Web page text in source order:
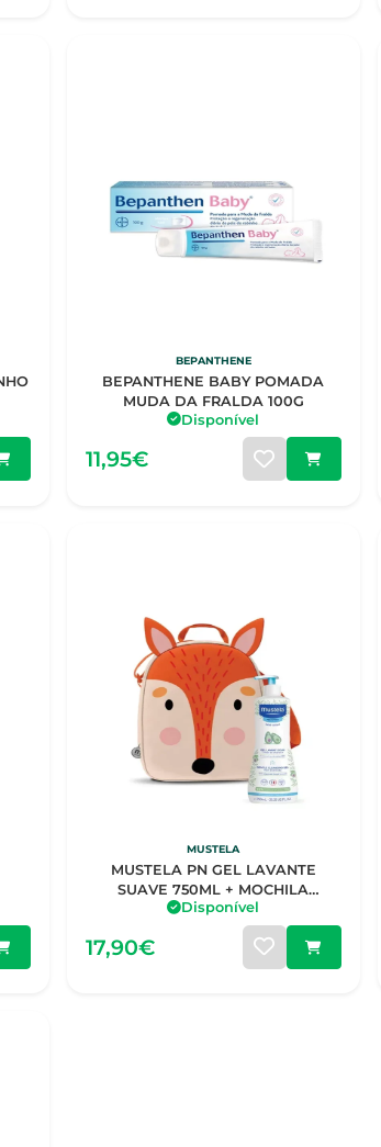
BEPANTHENE
BEPANTHENE BABY POMADA
MUDA DA FRALDA 100G
Disponível
11,95€
MUSTELA
MUSTELA PN GEL LAVANTE
SUAVE 750ML + MOCHILA
RAPOSA
Disponível
17,90€